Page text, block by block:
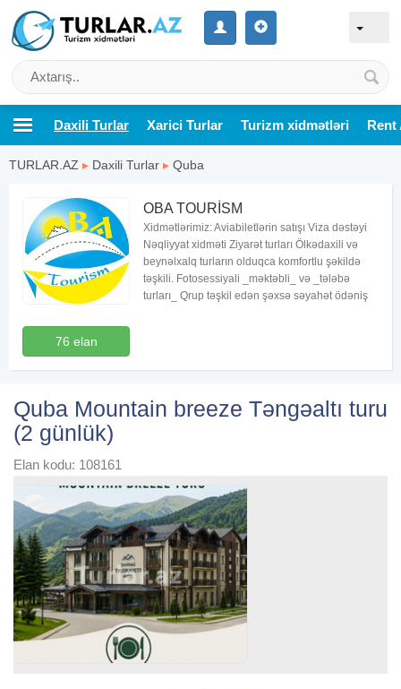
Daxili Turlar Xarici Turlar Turizm xidmətləri Rent
TURLAR.AZ ▸ Daxili Turlar ▸ Quba
76 elan
OBA TOURİSM
Xidmətlərimiz: Aviabiletlərin satışı Viza dəstəyi
Nəqliyyat xidməti Ziyarət turları Ölkədaxili və
beynəlxalq turların olduqca komfortlu şəkildə
təşkili. Fotosessiyali _məktəbli_ və _tələbə
turları_ Qrup təşkil edən şəxsə səyahət ödəniş
Quba Mountain breeze Təngəaltı turu
(2 günlük)
Elan kodu: 108161